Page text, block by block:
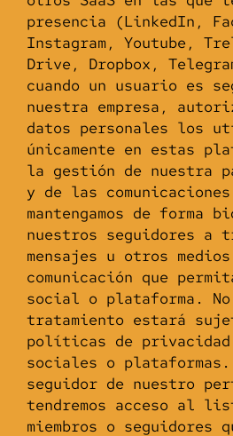
presencia (LinkedIn,
Instagram, Youtube,
Drive, Dropbox,
cuando un usuario es
nuestra empresa,
datos personales los
únicamente en estas
la gestión de nuestra
y de las
mantengamos de forma
nuestros seguidores a
mensajes u otros
comunicación que
social o plataforma.
tratamiento estará
políticas de privacidad
sociales o
seguidor de nuestro
tendremos acceso al
miembros o seguidores